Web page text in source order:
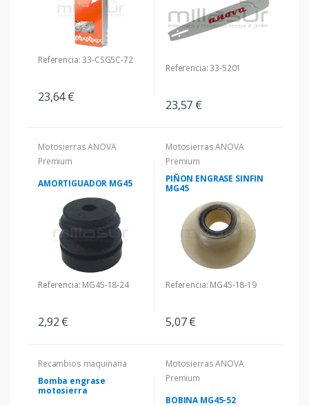
Referencia: 33-CSG5C-72
23,64 €
Referencia: 33-5201
23,57 €
Motosierras ANOVA
Premium
AMORTIGUADOR MG45
Referencia: MG45-18-24
2,92 €
Motosierras ANOVA
Premium
PIÑON ENGRASE SINFIN
MG45
Referencia: MG45-18-19
5,07 €
Recambios maquinaria
Bomba engrase
motosierra
Motosierras ANOVA
Premium
BOBINA MG45-52